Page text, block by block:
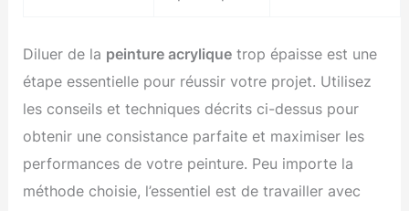
Diluer de la peinture acrylique trop épaisse est une
étape essentielle pour réussir votre projet. Utilisez
les conseils et techniques décrits ci-dessus pour
obtenir une consistance parfaite et maximiser les
performances de votre peinture. Peu importe la
méthode choisie, l’essentiel est de travailler avec